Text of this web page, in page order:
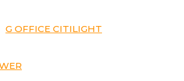
G OFFICE CITILIGHT